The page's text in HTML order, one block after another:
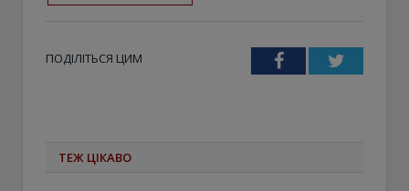
ПОДІЛІТЬСЯ ЦИМ FacebookTwitter
ТЕЖ ЦІКАВО